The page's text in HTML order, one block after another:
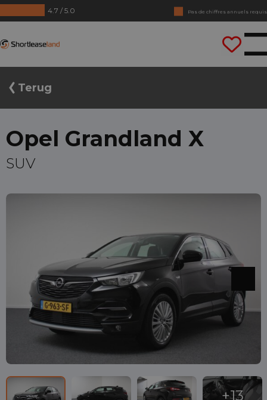
4.7 / 5.0
Pas de chiffres annuels requis
Conduisez tout de suite
Terug
Opel Grandland X
SUV